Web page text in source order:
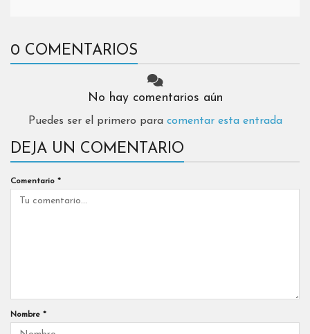
0 COMENTARIOS
No hay comentarios aún
Puedes ser el primero para comentar esta entrada
DEJA UN COMENTARIO
Comentario *
Nombre *